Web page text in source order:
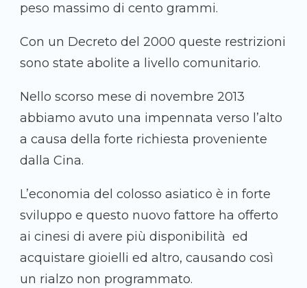
peso massimo di cento grammi.
Con un Decreto del 2000 queste restrizioni
sono state abolite a livello comunitario.
Nello scorso mese di novembre 2013
abbiamo avuto una impennata verso l’alto
a causa della forte richiesta proveniente
dalla Cina.
L’economia del colosso asiatico è in forte
sviluppo e questo nuovo fattore ha offerto
ai cinesi di avere più disponibilità ed
acquistare gioielli ed altro, causando così
un rialzo non programmato.